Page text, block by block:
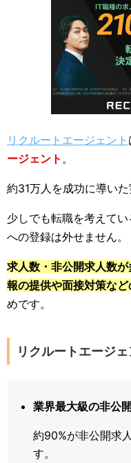
リクルートエージェント
ージェント 。
約31万人を成功に導いた
少しでも転職を考えて
への登録は外せません。
求人数・非公開求人数
報の提供や面接対策な
めです。
リクルートエージ
業界最大級の非公
約90%が非公開求
す。